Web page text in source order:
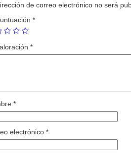
de correo electrónico no será
*
*
*
electrónico *